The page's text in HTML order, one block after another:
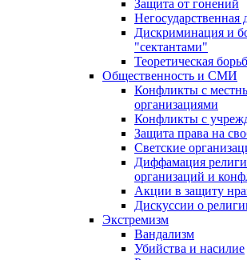
Защита от гонений
Дискриминация и
"сектантами"
Теоретическая
Общественность и СМИ
Конфликты с
организациями
Конфликты с
Защита права на
Светские
Диффамация
организаций и
Акции в защиту
Дискуссии о
Экстремизм
Вандализм
Убийства и насилие